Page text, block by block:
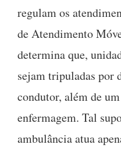
regulam os
de Atendimento
determina que,
sejam tripuladas por
condutor, além de
enfermagem. Tal
ambulância atua